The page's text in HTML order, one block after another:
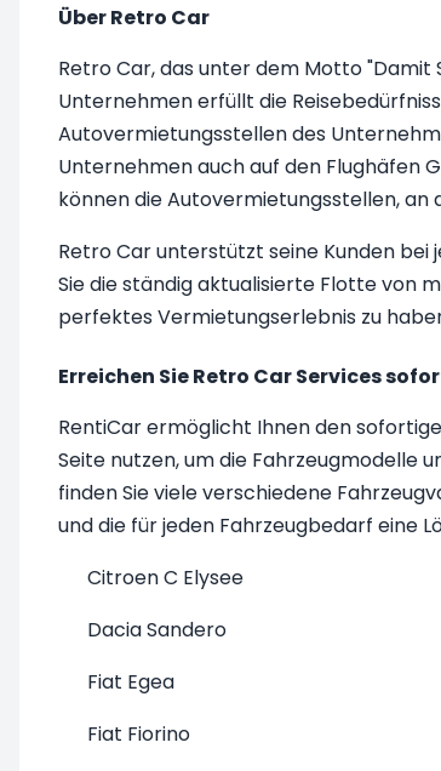
Über Retro Car
Retro Car, das unter dem Motto
Unternehmen erfüllt die
Autovermietungsstellen des
Unternehmen auch auf den Flughäfen
können die Autovermietungsstellen,
Retro Car unterstützt seine Kunden
Sie die ständig aktualisierte Flotte von
perfektes Vermietungserlebnis zu
Erreichen Sie Retro Car Services
RentiCar ermöglicht Ihnen den
Seite nutzen, um die Fahrzeugmodelle
finden Sie viele verschiedene
und die für jeden Fahrzeugbedarf eine
Citroen C Elysee
Dacia Sandero
Fiat Egea
Fiat Fiorino